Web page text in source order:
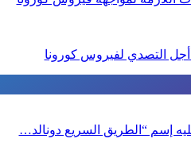
أجل التصدي لفيروس كورونا
إسم “الطريق السريع دونالد…